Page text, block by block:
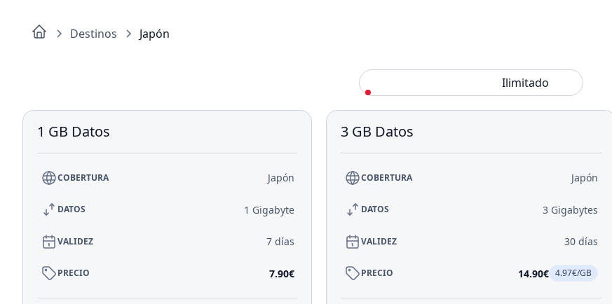
Destinos Japón
Ilimitado
1 GB Datos
COBERTURA Japón
DATOS 1 Gigabyte
VALIDEZ 7 días
PRECIO 7.90€
3 GB Datos
COBERTURA Japón
DATOS 3 Gigabytes
VALIDEZ 30 días
PRECIO 14.90€ 4.97€/GB